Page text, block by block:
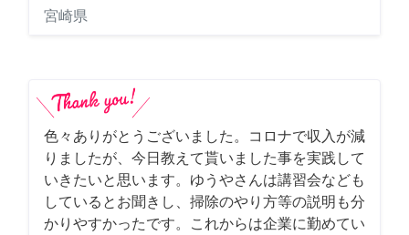
宮崎県
色々ありがとうございました。コロナで収入が減
りましたが、今日教えて貰いました事を実践して
いきたいと思います。ゆうやさんは講習会なども
しているとお聞きし、掃除のやり方等の説明も分
かりやすかったです。これからは企業に勤めてい